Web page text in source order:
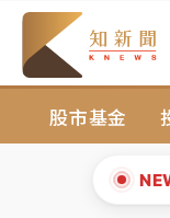
股市基金
暑假
中信